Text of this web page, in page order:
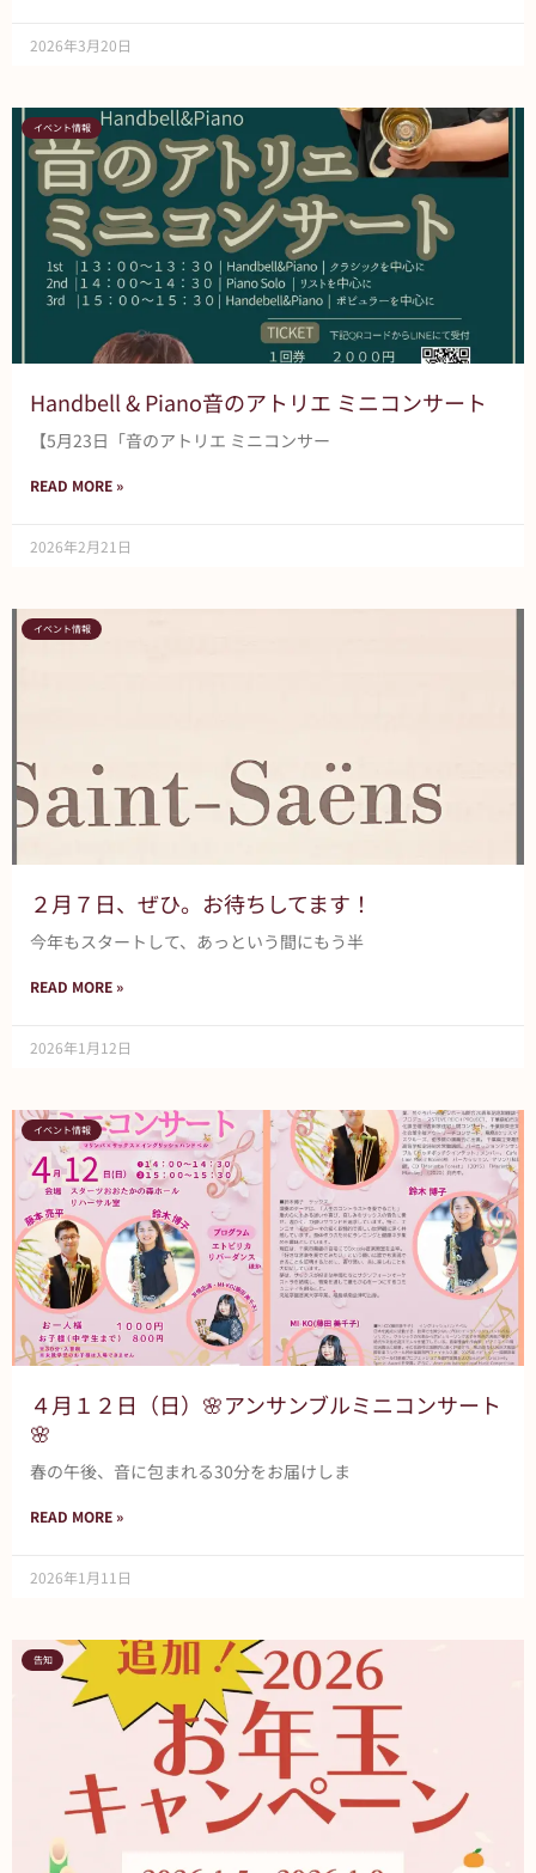
2026年3月20日
イベント情報
Handbell & Piano音のアトリエ ミニコンサート
【5月23日「音のアトリエ ミニコンサー
READ MORE »
2026年2月21日
イベント情報
２月７日、ぜひ。お待ちしてます！
今年もスタートして、あっという間にもう半
READ MORE »
2026年1月12日
イベント情報
４月１２日（日）🌸アンサンブルミニコンサート
🌸
春の午後、音に包まれる30分をお届けしま
READ MORE »
2026年1月11日
告知